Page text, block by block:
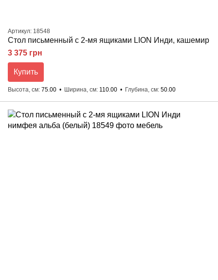
Артикул: 18548
Стол письменный с 2-мя ящиками LION Инди, кашемир
3 375 грн
Купить
Высота, см 75.00 Ширина, см 110.00 Глубина, см 50.00